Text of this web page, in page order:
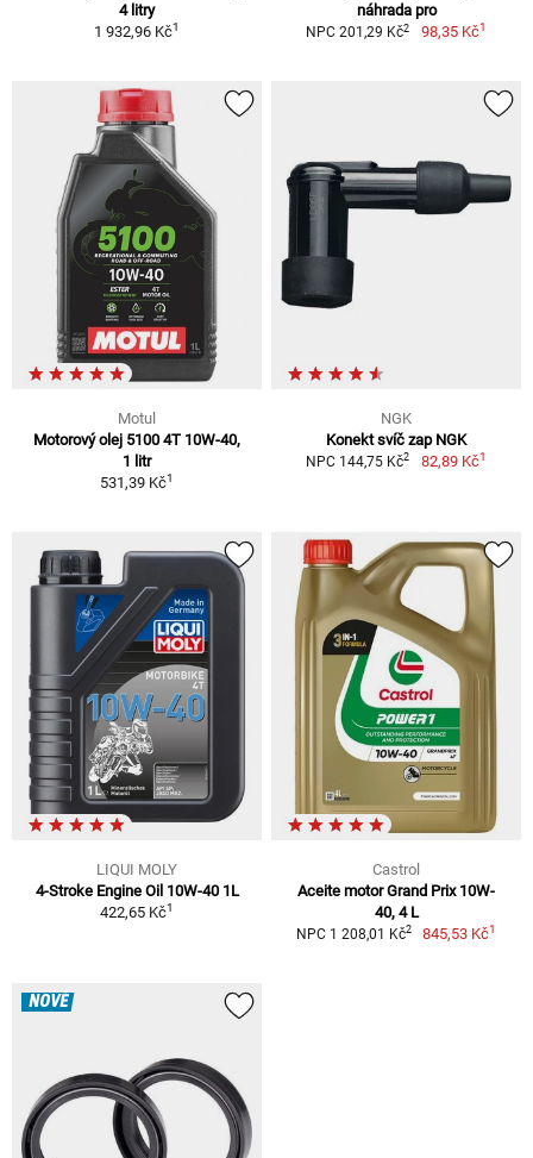
4 litry
1 932,96 Kč1
náhrada pro
NPC 201,29 Kč2 98,35 Kč1
Motul
Motorový olej 5100 4T 10W-40,
1 litr
531,39 Kč1
NGK
Konekt svíč zap NGK
NPC 144,75 Kč2 82,89 Kč1
LIQUI MOLY
4-Stroke Engine Oil 10W-40 1L
422,65 Kč1
Castrol
Aceite motor Grand Prix 10W-
40, 4 L
NPC 1 208,01 Kč2 845,53 Kč1
NOVÉ